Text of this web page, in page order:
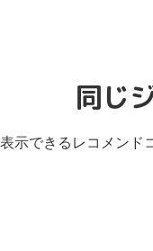
同じ
表示できるレコメンド